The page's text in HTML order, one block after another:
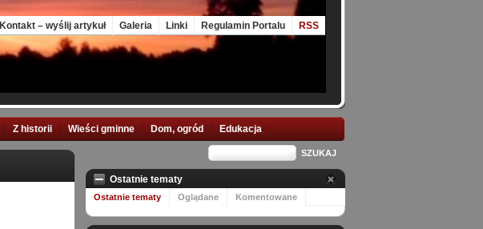
Kontakt – wyślij artykuł Galeria Linki Regulamin Portalu RSS
Z historii Wieści gminne Dom, ogród Edukacja
Ostatnie tematy
Ostatnie tematy Oglądane Komentowane